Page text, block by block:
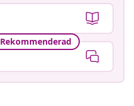
Rekommenderad